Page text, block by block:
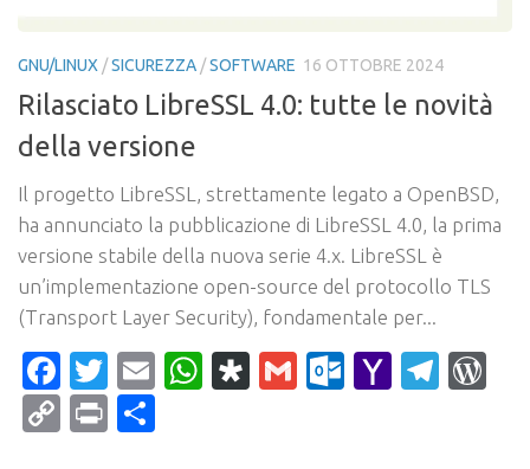
GNU/LINUX /SICUREZZA /SOFTWARE 16 OTTOBRE 2024
Rilasciato LibreSSL 4.0: tutte le novità
della versione
Il progetto LibreSSL, strettamente legato a OpenBSD,
ha annunciato la pubblicazione di LibreSSL 4.0, la prima
versione stabile della nuova serie 4.x. LibreSSL è
un’implementazione open-source del protocollo TLS
(Transport Layer Security), fondamentale per...
Facebook
Twitter
EmailWhatsApp
Diaspora
Gmail Yahoo
CopyPrint